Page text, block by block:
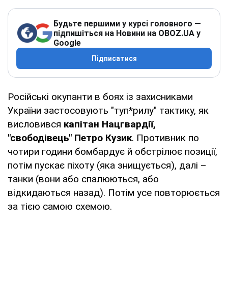
Будьте першими у курсі головного —
підпишіться на Новини на OBOZ.UA у
Google
Підписатися
Російські окупанти в боях із захисниками
України застосовують "туп*рилу" тактику, як
висловився капітан Нацгвардії,
"свободівець" Петро Кузик. Противник по
чотири години бомбардує й обстрілює позиції,
потім пускає піхоту (яка знищується), далі –
танки (вони або спалюються, або
відкидаються назад). Потім усе повторюється
за тією самою схемою.